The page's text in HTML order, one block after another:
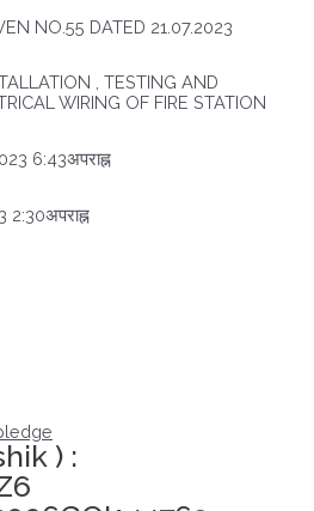
NO.55 DATED 21.07.2023
, TESTING AND
WIRING OF FIRE STATION
6:43अपराह्न
) :